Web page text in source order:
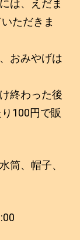
は、えだま
ただきま
おみやげは
終わった後
100円で販
筒、帽子、